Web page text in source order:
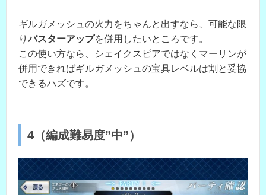
ギルガメッシュの火力をちゃんと出すなら、可能な限
りバスターアップを併用したいところです。
この使い方なら、シェイクスピアではなくマーリンが
併用できればギルガメッシュの宝具レベルは割と妥協
できるハズです。
4（編成難易度”中”）